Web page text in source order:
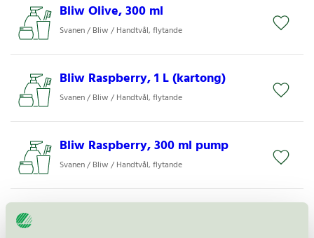
Bliw Olive, 300 ml
Svanen / Bliw / Handtvål, flytande
Bliw Raspberry, 1 L (kartong)
Svanen / Bliw / Handtvål, flytande
Bliw Raspberry, 300 ml pump
Svanen / Bliw / Handtvål, flytande